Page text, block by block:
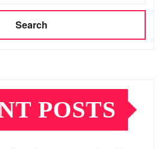
Search
POSTS